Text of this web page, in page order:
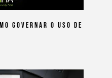
Governar O Uso De